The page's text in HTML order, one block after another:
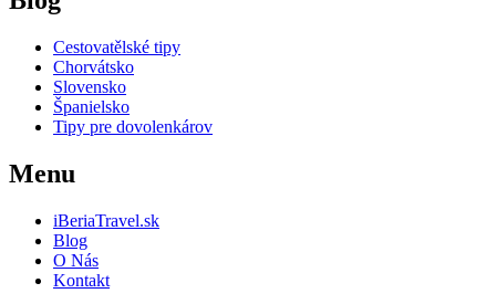
Cestovatělské tipy
Chorvátsko
Slovensko
Španielsko
Tipy pre dovolenkárov
Menu
iBeriaTravel.sk
Blog
O Nás
Kontakt